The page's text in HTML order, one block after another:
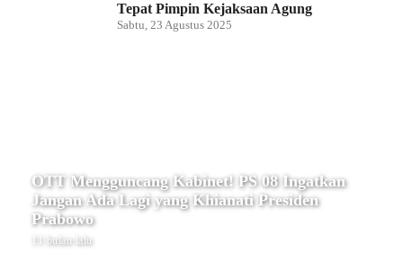
Tepat Pimpin Kejaksaan Agung
Sabtu, 23 Agustus 2025
OTT Mengguncang Kabinet! PS 08 Ingatkan
Jangan Ada Lagi yang Khianati Presiden
Prabowo
11 bulan lalu